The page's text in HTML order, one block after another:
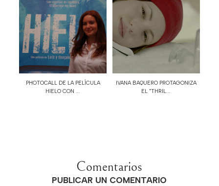
PHOTOCALL DE LA PELÍCULA
HIELO CON ...
IVANA BAQUERO PROTAGONIZA
EL "THRIL...
Comentarios
PUBLICAR UN COMENTARIO